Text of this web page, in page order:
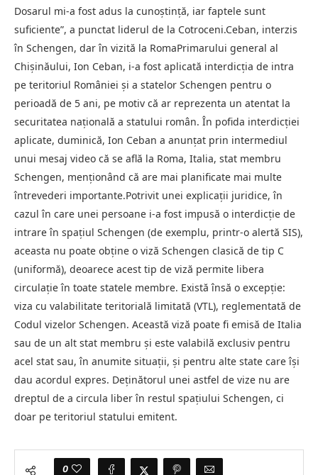
Dosarul mi-a fost adus la cunoștință, iar faptele sunt
suficiente”, a punctat liderul de la Cotroceni.Ceban, interzis
în Schengen, dar în vizită la RomaPrimarului general al
Chișinăului, Ion Ceban, i-a fost aplicată interdicția de intra
pe teritoriul României și a statelor Schengen pentru o
perioadă de 5 ani, pe motiv că ar reprezenta un atentat la
securitatea națională a statului român. În pofida interdicției
aplicate, duminică, Ion Ceban a anunțat prin intermediul
unui mesaj video că se află la Roma, Italia, stat membru
Schengen, menționând că are mai planificate mai multe
întrevederi importante.Potrivit unei explicații juridice, în
cazul în care unei persoane i-a fost impusă o interdicție de
intrare în spațiul Schengen (de exemplu, printr-o alertă SIS),
aceasta nu poate obține o viză Schengen clasică de tip C
(uniformă), deoarece acest tip de viză permite libera
circulație în toate statele membre. Există însă o excepție:
viza cu valabilitate teritorială limitată (VTL), reglementată de
Codul vizelor Schengen. Această viză poate fi emisă de Italia
sau de un alt stat membru și este valabilă exclusiv pentru
acel stat sau, în anumite situații, și pentru alte state care își
dau acordul expres. Deținătorul unei astfel de vize nu are
dreptul de a circula liber în restul spațiului Schengen, ci
doar pe teritoriul statului emitent.
0